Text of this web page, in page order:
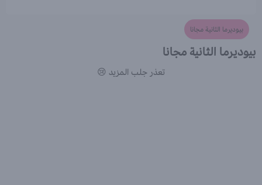
بيوديرما الثانية مجانا
بيوديرما الثانية مجانا
تعذر جلب المزيد 😢